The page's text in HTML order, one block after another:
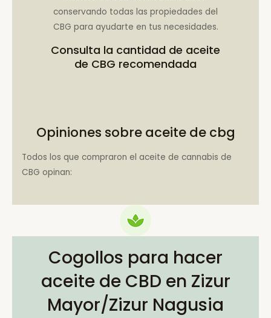
conservando todas las propiedades del
CBG para ayudarte en tus necesidades.
Consulta la cantidad de aceite
de CBG recomendada
Opiniones sobre aceite de cbg
Todos los que compraron el aceite de cannabis de
CBG opinan:
Cogollos para hacer
aceite de CBD en Zizur
Mayor/Zizur Nagusia